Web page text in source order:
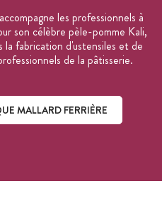
les professionnels à
son célèbre pèle-pomme Kali,
la fabrication d'ustensiles et de
de la pâtisserie.
MALLARD FERRIÈRE